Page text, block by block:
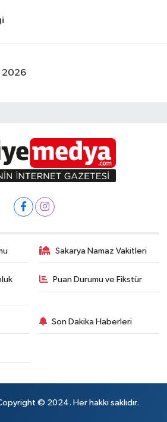
2026
Sakarya Namaz Vakitleri
Puan Durumu ve Fikstür
Son Dakika Haberleri
© 2024. Her hakkı saklıdır.